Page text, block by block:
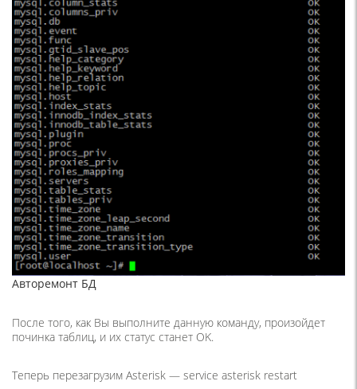
Авторемонт БД
После того, как Вы выполните данную команду, произойдет
починка таблиц, и их статус станет ОK.
Теперь перезагрузим Asterisk — service asterisk restart